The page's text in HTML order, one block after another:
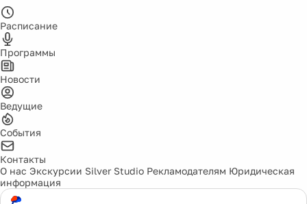
Расписание
Программы
Новости
Ведущие
События
Контакты
О нас Экскурсии Silver Studio Рекламодателям Юридическая
информация